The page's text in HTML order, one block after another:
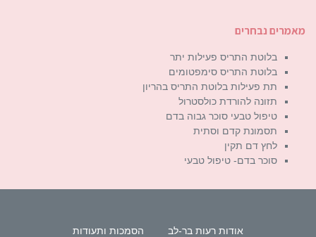
מאמרים נבחרים
בלוטת התריס פעילות יתר
בלוטת התריס סימפטומים
תת פעילות בלוטת התריס בהריון
תזונה להורדת כולסטרול
טיפול טבעי סוכר גבוה בדם
תסמונת קדם וסתית
לחץ דם תקין
סוכר בדם- טיפול טבעי
אודות רעות בר-לב
הסמכות ותעודות